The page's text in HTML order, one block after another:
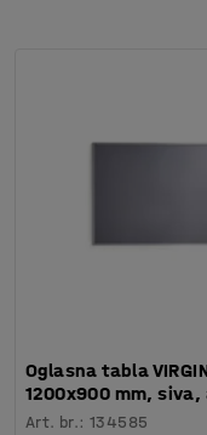
Oglasna tabla
1200x900 mm, siva,
Art. br.:134585